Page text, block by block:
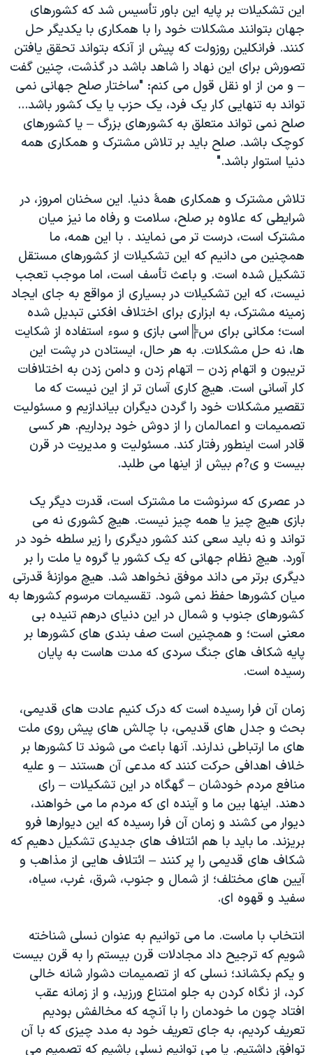
این تشکیلات بر پایه این باور تأسیس شد که کشورهای
جهان بتوانند مشکلات خود را با همکاری با یکدیگر حل
کنند. فرانکلین روزولت که پیش از آنکه بتواند تحقق یافتن
تصورش برای این نهاد را شاهد باشد در گذشت، چنین گفت
– و من از او نقل قول می کنم: "ساختار صلح جهانی نمی
تواند به تنهایی کار یک فرد، یک حزب یا یک کشور باشد...
صلح نمی تواند متعلق به کشورهای بزرگ – یا کشورهای
کوچک باشد. صلح باید بر تلاش مشترک و همکاری همه
دنیا استوار باشد."
تلاش مشترک و همکاری همۀ دنیا. این سخنان امروز، در
شرایطی که علاوه بر صلح، سلامت و رفاه ما نیز میان
مشترک است، درست تر می نمایند . با این همه، ما
همچنین می دانیم که این تشکیلات از کشورهای مستقل
تشکیل شده است. و باعث تأسف است، اما موجب تعجب
نیست، که این تشکیلات در بسیاری از مواقع به جای ایجاد
زمینه مشترک، به ابزاری برای اختلاف افکنی تبدیل شده
است؛ مکانی برای س╠اسی بازی و سوء استفاده از شکایت
ها، نه حل مشکلات. به هر حال، ایستادن در پشت این
تریبون و اتهام زدن – اتهام زدن و دامن زدن به اختلافات
کار آسانی است. هیچ کاری آسان تر از این نیست که ما
تقصیر مشکلات خود را گردن دیگران بیاندازیم و مسئولیت
تصمیمات و اعمالمان را از دوش خود برداریم. هر کسی
قادر است اینطور رفتار کند. مسئولیت و مدیریت در قرن
بیست و ی?م بیش از اینها می طلبد.
در عصری که سرنوشت ما مشترک است، قدرت دیگر یک
بازی هیچ چیز یا همه چیز نیست. هیچ کشوری نه می
تواند و نه باید سعی کند کشور دیگری را زیر سلطه خود در
آورد. هیچ نظام جهانی که یک کشور یا گروه یا ملت را بر
دیگری برتر می داند موفق نخواهد شد. هیچ موازنۀ قدرتی
میان کشورها حفظ نمی شود. تقسیمات مرسوم کشورها به
کشورهای جنوب و شمال در این دنیای درهم تنیده بی
معنی است؛ و همچنین است صف بندی های کشورها بر
پایه شکاف های جنگ سردی که مدت هاست به پایان
رسیده است.
زمان آن فرا رسیده است که درک کنیم عادت های قدیمی،
بحث و جدل های قدیمی، با چالش های پیش روی ملت
های ما ارتباطی ندارند. آنها باعث می شوند تا کشورها بر
خلاف اهدافی حرکت کنند که مدعی آن هستند – و علیه
منافع مردم خودشان – گهگاه در این تشکیلات – رای
دهند. اینها بین ما و آینده ای که مردم ما می خواهند،
دیوار می کشند و زمان آن فرا رسیده که این دیوارها فرو
بریزند. ما باید با هم ائتلاف های جدیدی تشکیل دهیم که
شکاف های قدیمی را پر کنند – ائتلاف هایی از مذاهب و
آیین های مختلف؛ از شمال و جنوب، شرق، غرب، سیاه،
سفید و قهوه ای.
انتخاب با ماست. ما می توانیم به عنوان نسلی شناخته
شویم که ترجیح داد مجادلات قرن بیستم را به قرن بیست
و یکم بکشاند؛ نسلی که از تصمیمات دشوار شانه خالی
کرد، از نگاه کردن به جلو امتناع ورزید، و از زمانه عقب
افتاد چون ما خودمان را با آنچه که مخالفش بودیم
تعریف کردیم، به جای تعریف خود به مدد چیزی که با آن
توافق داشتیم. یا می توانیم نسلی باشیم که تصمیم می